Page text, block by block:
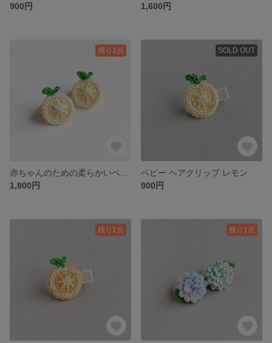
900円
1,600円
残り1点
1,800円
SOLD OUT
ベビー ヘアクリップ レモン
900円
残り1点 残り1点